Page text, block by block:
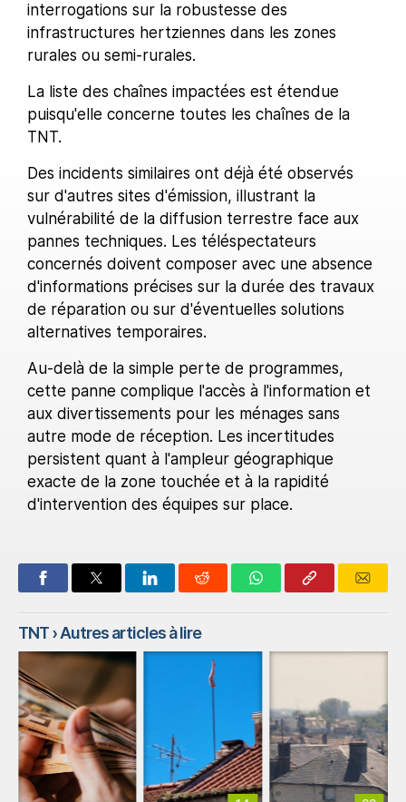
interrogations sur la robustesse des
infrastructures hertziennes dans les zones
rurales ou semi-rurales.
La liste des chaînes impactées est étendue
puisqu'elle concerne toutes les chaînes de la
TNT.
Des incidents similaires ont déjà été observés
sur d'autres sites d'émission, illustrant la
vulnérabilité de la diffusion terrestre face aux
pannes techniques. Les téléspectateurs
concernés doivent composer avec une absence
d'informations précises sur la durée des travaux
de réparation ou sur d'éventuelles solutions
alternatives temporaires.
Au-delà de la simple perte de programmes,
cette panne complique l'accès à l'information et
aux divertissements pour les ménages sans
autre mode de réception. Les incertitudes
persistent quant à l'ampleur géographique
exacte de la zone touchée et à la rapidité
d'intervention des équipes sur place.
TNT› Autres articles à lire